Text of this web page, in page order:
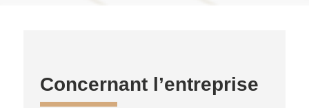
Concernant l’entreprise